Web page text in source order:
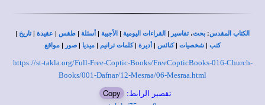
الكتاب المقدس: بحث،تفاسير | القراءات اليومية | الأجبية | أسئلة | طقس | عقيدة |تاريخ |
كتب | شخصيات |كنائس | أديرة |كلمات ترانيم | ميديا | صور | مواقع
https://st-takla.org/Full-Free-Coptic-Books/FreeCopticBooks-016-Church-
Books/001-Dafnar/12-Mesraa/06-Mesraa.html
تقصير الرابط: Copy